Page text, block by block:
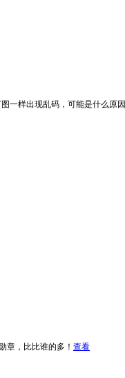
一样出现乱码，可能是什么
章，比比谁的多！ 查看